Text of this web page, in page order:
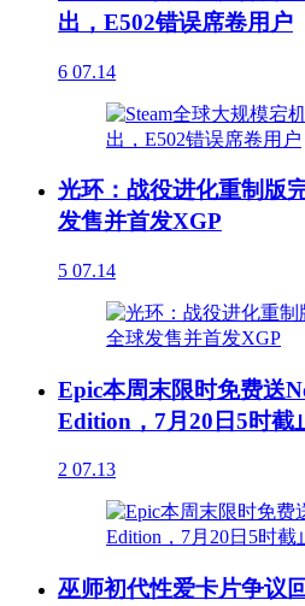
出，E502错误席卷用户
6 07.14
光环：战役进化重制版
发售并首发XGP
5 07.14
Epic本周末限时免费送
Edition，7月20日5时截
2 07.13
巫师初代性爱卡片争议